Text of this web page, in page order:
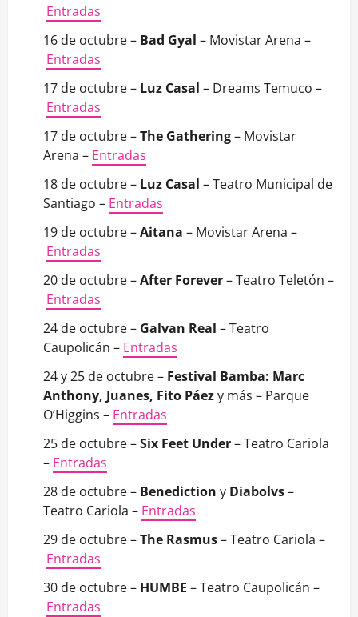
Entradas
16 de octubre – Bad Gyal – Movistar Arena –
Entradas
17 de octubre – Luz Casal – Dreams Temuco –
Entradas
17 de octubre –The Gathering– Movistar
Arena – Entradas
18 de octubre – Luz Casal – Teatro Municipal de
Santiago – Entradas
19 de octubre –Aitana – Movistar Arena –
Entradas
20 de octubre –After Forever– Teatro Teletón –
Entradas
24 de octubre – Galvan Real – Teatro
Caupolicán – Entradas
24 y 25 de octubre – Festival Bamba: Marc
Anthony, Juanes, Fito Páezy más – Parque
O’Higgins – Entradas
25 de octubre –Six Feet Under– Teatro Cariola
– Entradas
28 de octubre – Benediction y Diabolvs–
Teatro Cariola – Entradas
29 de octubre –The Rasmus– Teatro Cariola –
Entradas
30 de octubre – HUMBE – Teatro Caupolicán –
Entradas